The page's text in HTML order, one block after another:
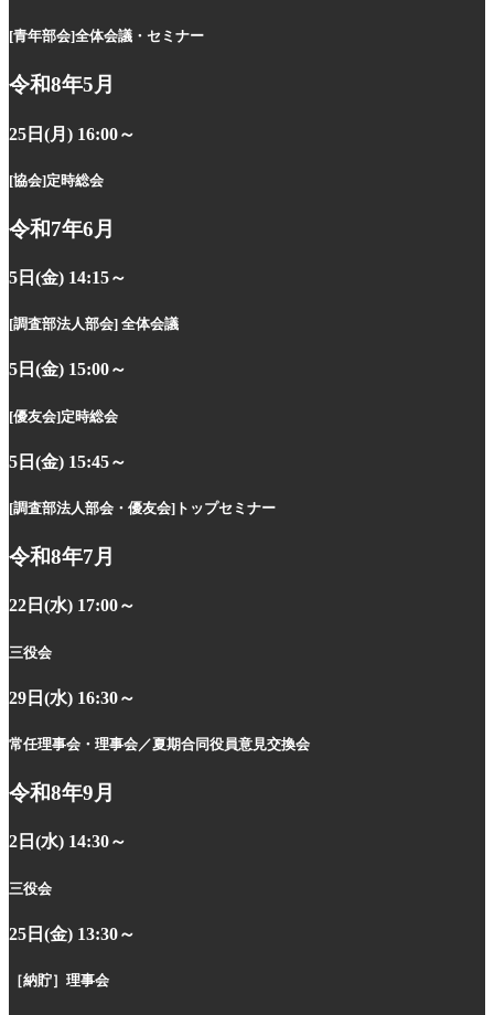
[青年部会]全体会議・セミナー
令和8年5月
25日(月) 16:00～
[協会]定時総会
令和7年6月
5日(金) 14:15～
[調査部法人部会] 全体会議
5日(金) 15:00～
[優友会]定時総会
5日(金) 15:45～
[調査部法人部会・優友会] トップセミナー
令和8年7月
22日(水) 17:00～
三役会
29日(水) 16:30～
常任理事会・理事会 ／夏期合同役員意見交換会
令和8年9月
2日(水) 14:30～
三役会
25日(金) 13:30～
［納貯］ 理事会